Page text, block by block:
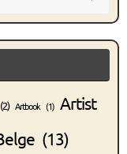
Artbook(1) Artist
(13)